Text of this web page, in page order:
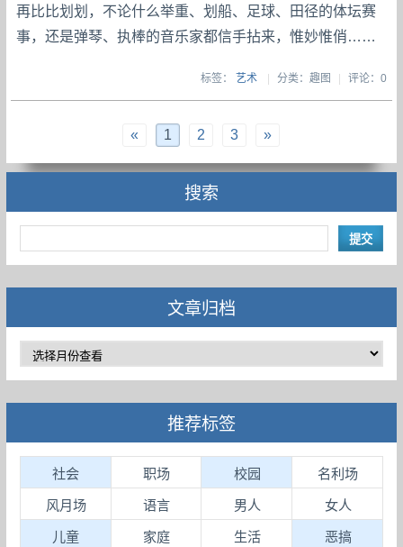
再比比划划，不论什么举重、划船、足球、田径的体坛赛
事，还是弹琴、执棒的音乐家都信手拈来，惟妙惟俏……
标签： 艺术 | 分类：趣图 | 评论：0
« 1 2 3 »
搜索
文章归档
推荐标签
社会 职场 校园 名利场
风月场 语言 男人 女人
儿童 家庭 生活 恶搞